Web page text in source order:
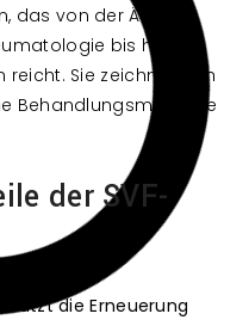
das von der Ästhetik
bis hin zu
reicht. Sie zeichnet sich
Behandlungsmethode
der SVF-
die Erneuerung